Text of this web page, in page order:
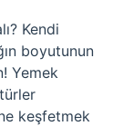
Kendi
boyutunun
Yemek
keşfetmek